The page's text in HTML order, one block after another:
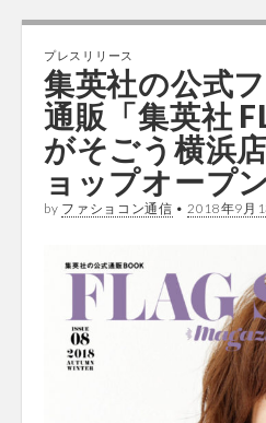
プレスリリース
集英社の公式
通販「集英社
がそごう横浜
ョップオープ
by ファショコン通信 • 2018年9月